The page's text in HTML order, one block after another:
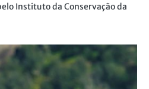
Instituto da Conservação da